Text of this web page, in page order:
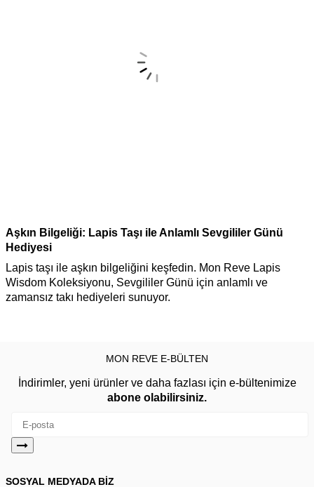
Aşkın Bilgeliği: Lapis Taşı ile Anlamlı Sevgililer Günü
Hediyesi
Lapis taşı ile aşkın bilgeliğini keşfedin. Mon Reve Lapis
Wisdom Koleksiyonu, Sevgililer Günü için anlamlı ve
zamansız takı hediyeleri sunuyor.
MON REVE E-BÜLTEN
İndirimler, yeni ürünler ve daha fazlası için e-bültenimize
abone olabilirsiniz.
SOSYAL MEDYADA BİZ